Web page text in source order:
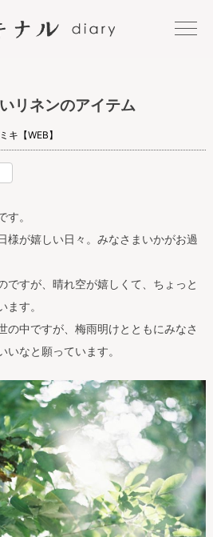
リネンのアイテム
ミキ【WEB】
。
様が嬉しい日々。みなさまいかがお過
ですが、晴れ空が嬉しくて、ちょっと
す。
の中ですが、梅雨明けとともにみなさ
なと願っています。